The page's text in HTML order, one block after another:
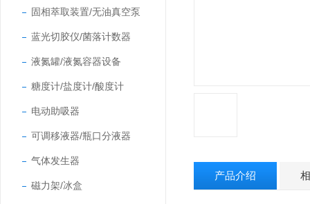
固相萃取装置/无油真空泵
蓝光切胶仪/菌落计数器
液氮罐/液氮容器设备
糖度计/盐度计/酸度计
电动助吸器
可调移液器/瓶口分液器
气体发生器
磁力架/冰盒
产品介绍